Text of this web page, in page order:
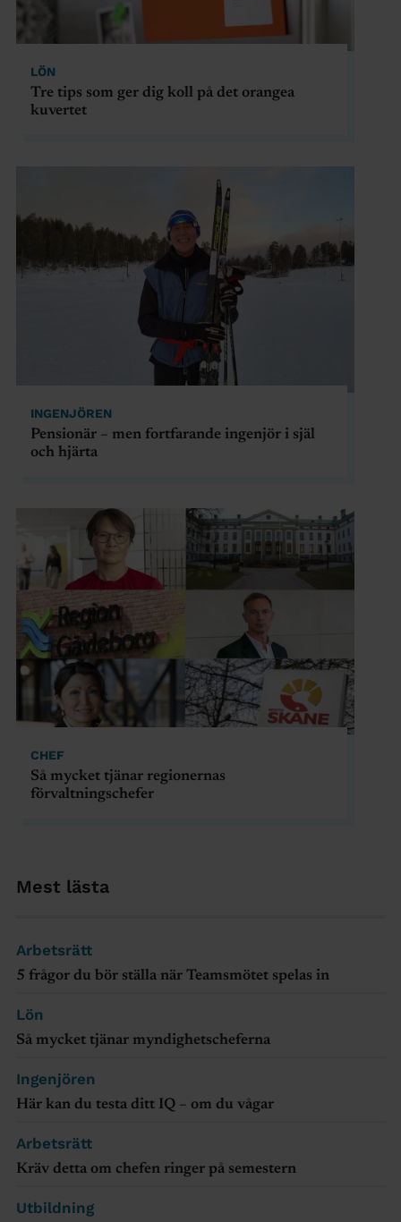
Mest lästa
Arbetsrätt
5 frågor du bör ställa när Teamsmötet spelas in
Lön
Så mycket tjänar myndighetscheferna
Ingenjören
Här kan du testa ditt IQ – om du vågar
Arbetsrätt
Kräv detta om chefen ringer på semestern
Utbildning
LÖN
Tre tips som ger dig koll på det orangea
kuvertet
INGENJÖREN
Pensionär – men fortfarande ingenjör i själ
och hjärta
CHEF
Så mycket tjänar regionernas
förvaltningschefer